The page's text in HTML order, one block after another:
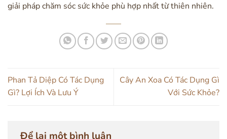
giải pháp chăm sóc sức khỏe phù hợp nhất từ thiên nhiên.
Phan Tả Diệp Có Tác Dụng
Gì? Lợi Ích Và Lưu Ý
Cây An Xoa Có Tác Dụng Gì
Với Sức Khỏe?
Để lại một bình luận